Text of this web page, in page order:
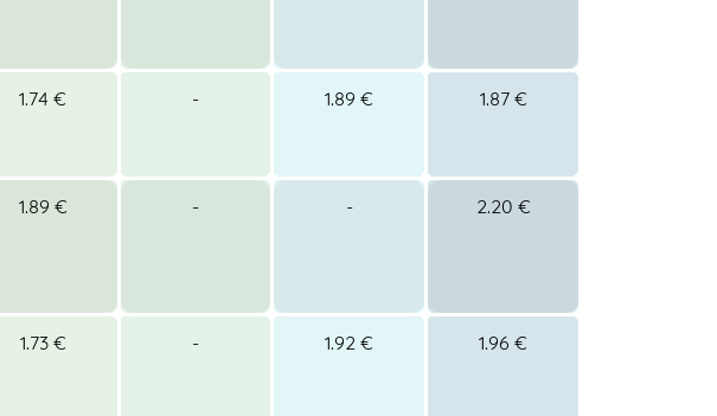
1.74 € - 1.89 € 1.87 €
1.89 € - - 2.20 €
1.73 € - 1.92 € 1.96 €